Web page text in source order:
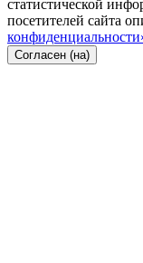
статистической
посетителей сайта
Согласен (на)